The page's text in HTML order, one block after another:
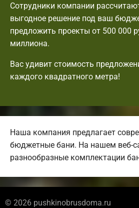
Сотрудники компании
выгодное решение под ваш
предложить проекты от 500 000
миллиона.
Вас удивит стоимость
каждого квадратного метра!
Наша компания предлагает
бюджетные бани. На нашем веб-
разнообразные комплектации
© 2026 pushkinobrusdoma.ru